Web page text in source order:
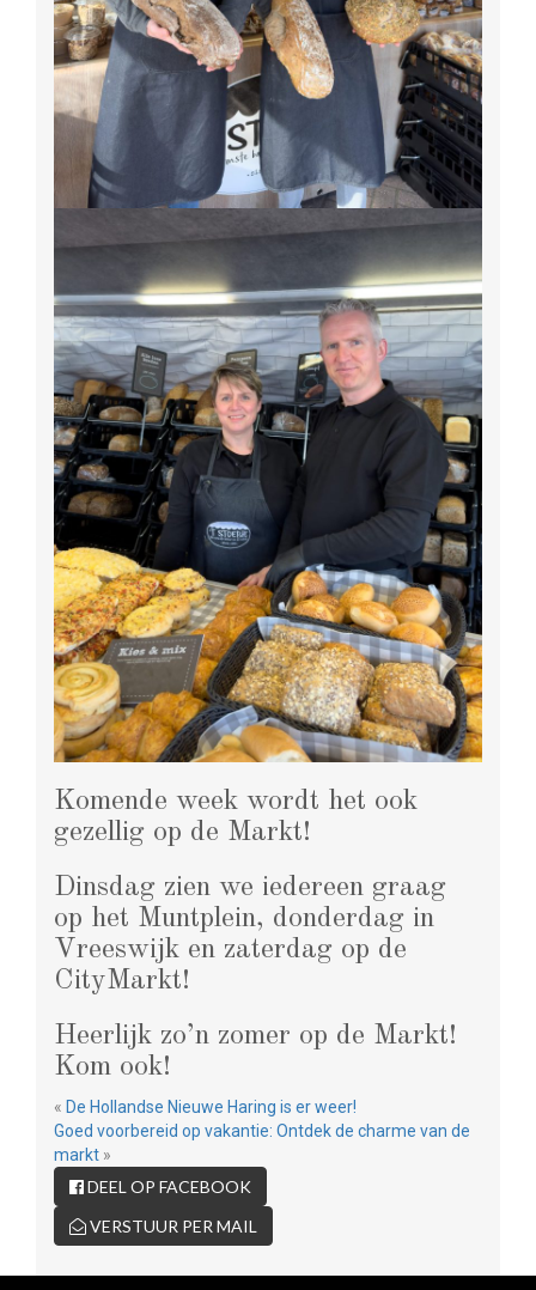
Komende week wordt het ook
gezellig op de Markt!
Dinsdag zien we iedereen graag
op het Muntplein, donderdag in
Vreeswijk en zaterdag op de
CityMarkt!
Heerlijk zo’n zomer op de Markt!
Kom ook!
« De Hollandse Nieuwe Haring is er weer!
Goed voorbereid op vakantie: Ontdek de charme van de
markt »
DEEL OP FACEBOOK
VERSTUUR PER MAIL